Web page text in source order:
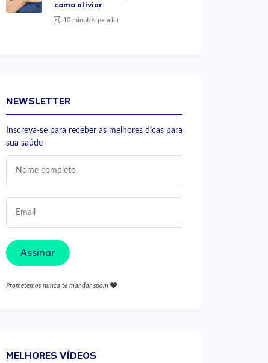
como aliviar
10 minutos para ler
NEWSLETTER
Inscreva-se para receber as melhores dicas para
sua saúde
Assinar
Prometemos nunca te mandar spam
MELHORES VÍDEOS